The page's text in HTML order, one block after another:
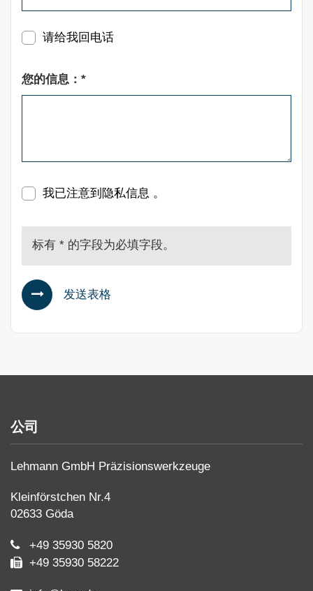
请给我回电话
您的信息：*
我已注意到 隐私信息 。
标有 * 的字段为必填字段。
发送表格
公司
Lehmann GmbH Präzisionswerkzeuge
Kleinförstchen Nr.4
02633 Göda
+49 35930 5820
+49 35930 58222